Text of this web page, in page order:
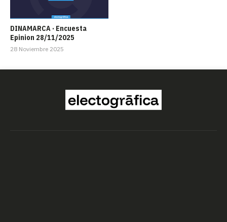
DINAMARCA · Encuesta
Epinion 28/11/2025
28 Noviembre 2025